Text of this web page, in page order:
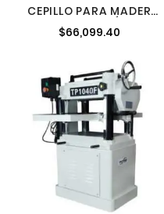
CEPILLO PARA MADERA
20" 3 HP TRIFÁSICO
CALIFORNIA
$66,099.40